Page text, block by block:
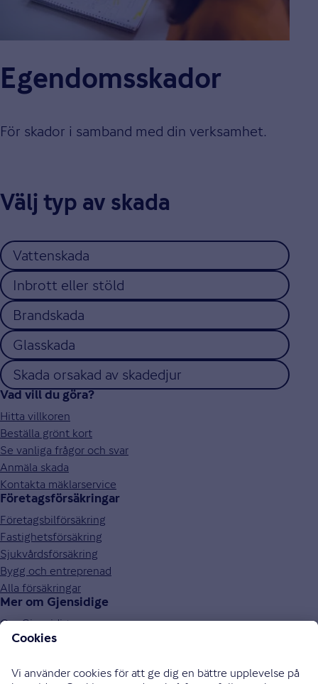
Egendomsskador
För skador i samband med din verksamhet.
Välj typ av skada
Vattenskada
Inbrott eller stöld
Brandskada
Glasskada
Skada orsakad av skadedjur
Vad vill du göra?
Hitta villkoren
Beställa grönt kort
Se vanliga frågor och svar
Anmäla skada
Kontakta mäklarservice
Företagsförsäkringar
Företagsbilförsäkring
Fastighetsförsäkring
Sjukvårdsförsäkring
Bygg och entreprenad
Alla försäkringar
Mer om Gjensidige
Om Gjensidige
Jobba hos oss
Press och media